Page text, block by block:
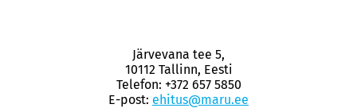
Järvevana tee 5,
10112 Tallinn, Eesti
Telefon: +372 657 5850
E-post: ehitus@maru.ee